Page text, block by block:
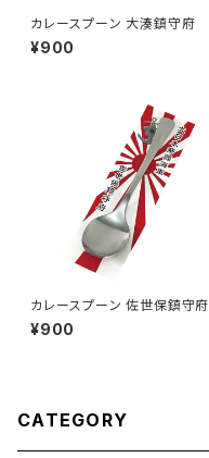
カレースプーン 大湊鎮守府
¥900
カレースプーン 佐世保鎮守府
¥900
CATEGORY